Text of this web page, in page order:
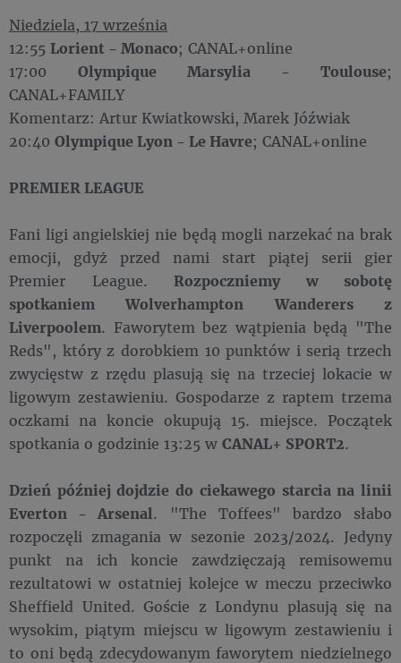
Niedziela, 17 września
12:55 Lorient - Monaco; CANAL+online
17:00 Olympique Marsylia - Toulouse;
CANAL+FAMILY
Komentarz: Artur Kwiatkowski, Marek Jóźwiak
20:40 Olympique Lyon - Le Havre; CANAL+online
PREMIER LEAGUE
Fani ligi angielskiej nie będą mogli narzekać na brak
emocji, gdyż przed nami start piątej serii gier
Premier League. Rozpoczniemy w sobotę
spotkaniem Wolverhampton Wanderers z
Liverpoolem. Faworytem bez wątpienia będą "The
Reds", który z dorobkiem 10 punktów i serią trzech
zwycięstw z rzędu plasują się na trzeciej lokacie w
ligowym zestawieniu. Gospodarze z raptem trzema
oczkami na koncie okupują 15. miejsce. Początek
spotkania o godzinie 13:25 w CANAL+ SPORT2.
Dzień później dojdzie do ciekawego starcia na linii
Everton - Arsenal. "The Toffees" bardzo słabo
rozpoczęli zmagania w sezonie 2023/2024. Jedyny
punkt na ich koncie zawdzięczają remisowemu
rezultatowi w ostatniej kolejce w meczu przeciwko
Sheffield United. Goście z Londynu plasują się na
wysokim, piątym miejscu w ligowym zestawieniu i
to oni będą zdecydowanym faworytem niedzielnego